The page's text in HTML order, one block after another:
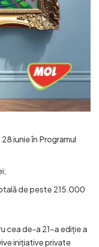
iunie în Programul
de peste 215.000
cea de-a 21-a ediție a
inițiative private